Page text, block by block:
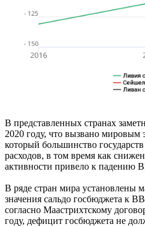
В представленных странах
2020 году, что вызвано мировым
который большинство
расходов, в том время как
активности привело к падению
В ряде стран мира установлены
значения сальдо госбюджета к
согласно Маастрихтскому
году, дефицит госбюджета не